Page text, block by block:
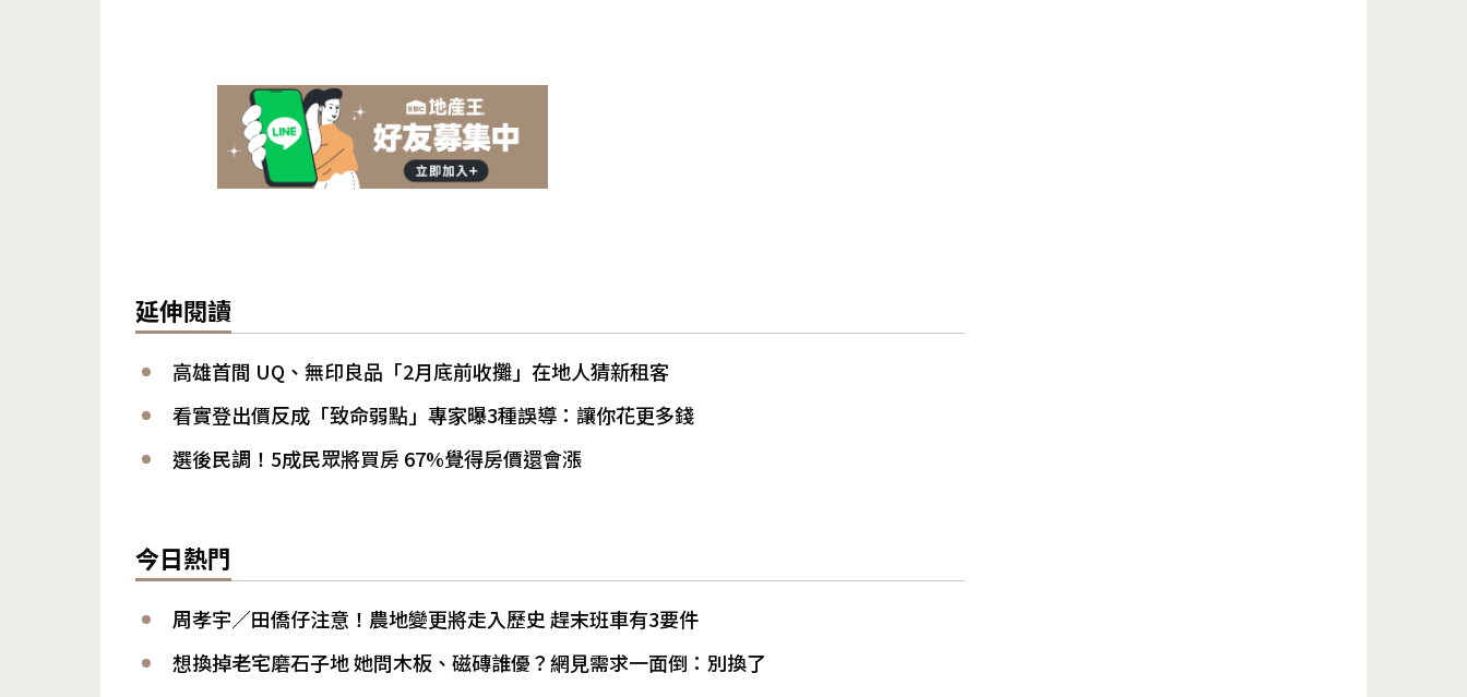
延伸閱讀
高雄首間 UQ、無印良品「2月底前收攤」在地人猜新租客
看實登出價反成「致命弱點」專家曝3種誤導：讓你花更多錢
選後民調！5成民眾將買房 67%覺得房價還會漲
今日熱門
周孝宇／田僑仔注意！農地變更將走入歷史 趕末班車有3要件
想換掉老宅磨石子地 她問木板、磁磚誰優？網見需求一面倒：別換了